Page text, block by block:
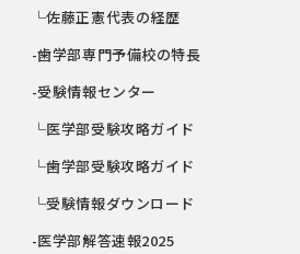
└佐藤正憲代表の経歴
-歯学部専門予備校の特長
-受験情報センター
└医学部受験攻略ガイド
└歯学部受験攻略ガイド
└受験情報ダウンロード
-医学部解答速報2025